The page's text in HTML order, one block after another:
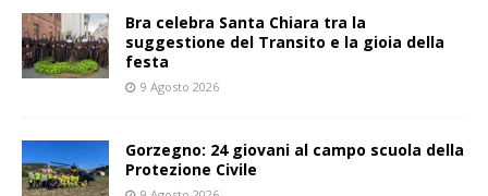
Bra celebra Santa Chiara tra la
suggestione del Transito e la gioia della
festa
9 Agosto 2026
Gorzegno: 24 giovani al campo scuola della
Protezione Civile